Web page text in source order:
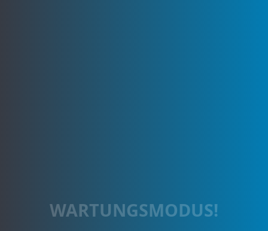
WARTUNGSMODUS!